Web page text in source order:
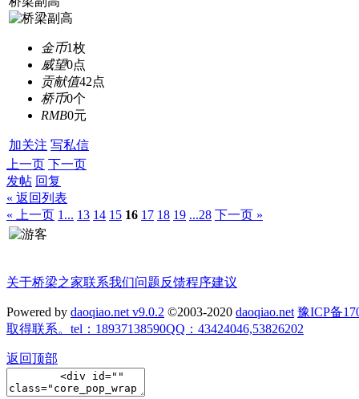
金币1枚
威望0点
贡献值42点
桥币0个
RMB0元
加关注 写私信
上一页 下一页
发帖 回复
« 返回列表
« 上一页 1... 13 14 15 16 17 18 19 ...28 下一页 »
关于桥梁之家联系我们问题反馈程序建议
Powered by daoqiao.net v9.0.2 ©2003-2020 daoqiao.net 豫ICP备
取得联系。tel：18937138590QQ：43424046,53826202
返回顶部